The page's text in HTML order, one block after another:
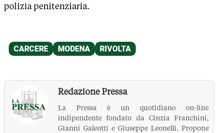
polizia penitenziaria.
Redazione Pressa
La Pressa è un quotidiano on-line
indipendente fondato da Cinzia Franchini,
Gianni Galeotti e Giuseppe Leonelli. Propone